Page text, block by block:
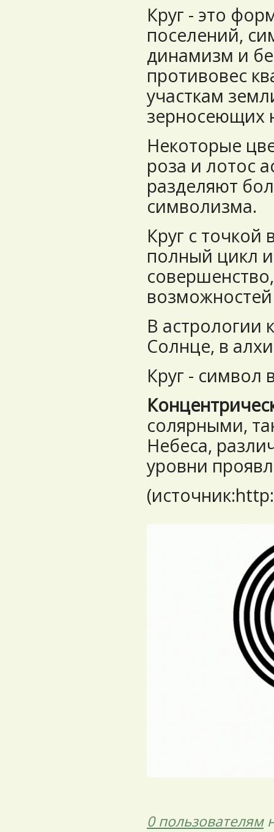
Круг - это
поселений,
динамизм и
противовес
участкам
зерносеющих
Некоторые
роза и лотос
разделяют
символизма.
Круг с точкой
полный цикл
В астрологии
Солнце, в
Круг - символ
солярными,
Небеса,
уровни
0 пользователям